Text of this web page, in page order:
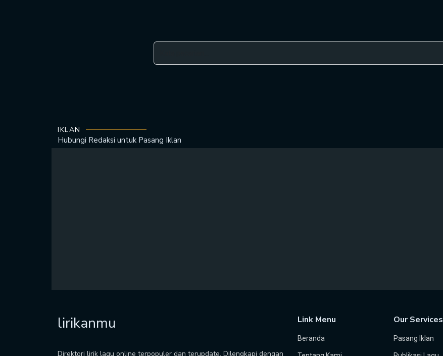
IKLAN
Hubungi Redaksi untuk Pasang Iklan
lirikanmu
Direktori lirik lagu online terpopuler dan terupdate. Dilengkapi dengan
Link Menu
Beranda
Our Services
Pasang Iklan